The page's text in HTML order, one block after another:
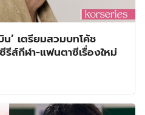
’ เตรียมสวมบทโค้ช
ส์กีฬา-แฟนตาซีเรื่องใหม่